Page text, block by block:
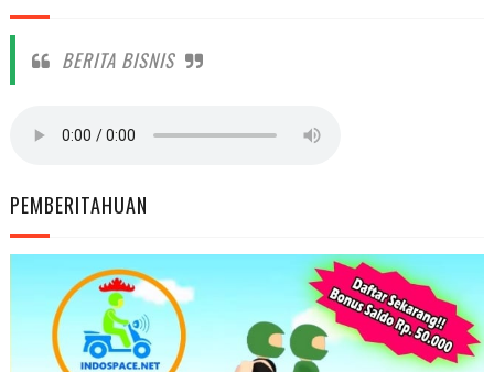
BERITA BISNIS
PEMBERITAHUAN